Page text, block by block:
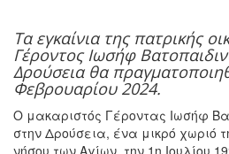
Τα εγκαίνια της πατρικής
Γέροντος Ιωσήφ
Δρούσεια θα
Φεβρουαρίου 2024.
Ο μακαριστός Γέροντας Ιωσήφ
στην Δρούσεια, ένα μικρό χωριό